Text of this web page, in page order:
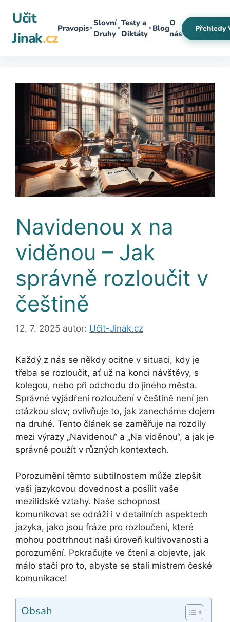
obsah
Učit
Jinak.cz
Pravopis▼
Slovní
Druhy
▼
Testy a
Diktáty
▼ Blog
O
nás
Přehledy
Navidenou x na
viděnou – Jak
správně rozloučit v
češtině
12. 7. 2025 autor: Učit-Jinak.cz
Každý z nás se někdy ocitne v situaci, kdy je
třeba se rozloučit, ať už na konci návštěvy, s
kolegou, nebo při odchodu do jiného města.
Správné vyjádření rozloučení v češtině není jen
otázkou slov; ovlivňuje to, jak zanecháme dojem
na druhé. Tento článek se zaměřuje na rozdíly
mezi výrazy „Navidenou“ a „Na viděnou“, a jak je
správně použít v různých kontextech.
Porozumění těmto subtilnostem může zlepšit
vaši jazykovou dovednost a posílit vaše
mezilidské vztahy. Naše schopnost
komunikovat se odráží i v detailních aspektech
jazyka, jako jsou fráze pro rozloučení, které
mohou podtrhnout naši úroveň kultivovanosti a
porozumění. Pokračujte ve čtení a objevte, jak
málo stačí pro to, abyste se stali mistrem české
komunikace!
Obsah